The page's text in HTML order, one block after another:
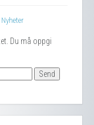
Nyheter
Du må oppgi